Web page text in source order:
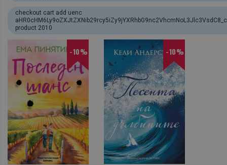
checkout cart add uenc
product 2010
-10% -10%